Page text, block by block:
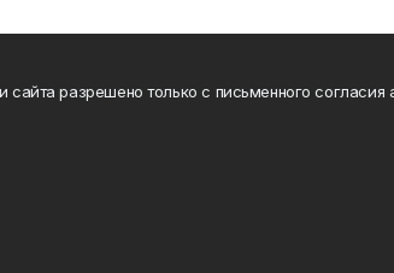
разрешено только с письменного согласия